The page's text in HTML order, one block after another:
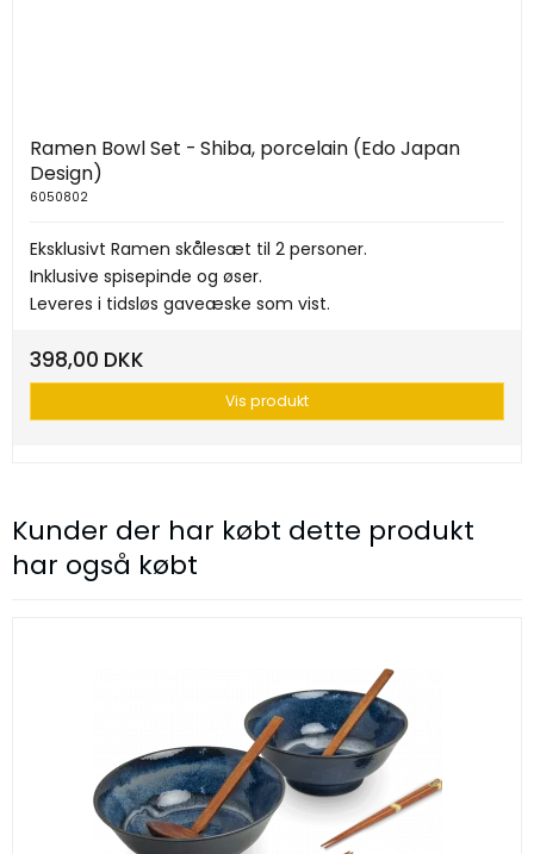
Ramen Bowl Set - Shiba, porcelain (Edo Japan
Design)
6050802
Eksklusivt Ramen skålesæt til 2 personer.
Inklusive spisepinde og øser.
Leveres i tidsløs gaveæske som vist.
398,00 DKK
Vis produkt
Kunder der har købt dette produkt
har også købt